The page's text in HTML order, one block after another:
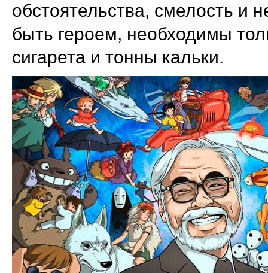
обстоятельства, смелость и
быть героем, необходимы
сигарета и тонны кальки.